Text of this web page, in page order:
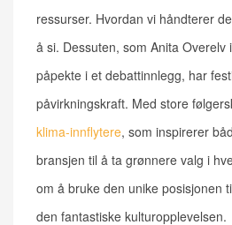
ressurser. Hvordan vi håndterer
å si. Dessuten, som Anita Overelv
påpekte i et debattinnlegg, har
påvirkningskraft. Med store
klima-innflytere, som inspirerer
bransjen til å ta grønnere valg i
om å bruke den unike posisjonen
den fantastiske kulturopplevelsen.